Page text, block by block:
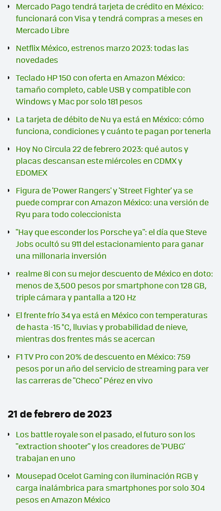
Mercado Pago tendrá tarjeta de crédito en México:
funcionará con Visa y tendrá compras a meses en
Mercado Libre
Netflix México, estrenos marzo 2023: todas las
novedades
Teclado HP 150 con oferta en Amazon México:
tamaño completo, cable USB y compatible con
Windows y Mac por solo 181 pesos
La tarjeta de débito de Nu ya está en México: cómo
funciona, condiciones y cuánto te pagan por tenerla
Hoy No Circula 22 de febrero 2023: qué autos y
placas descansan este miércoles en CDMX y
EDOMEX
Figura de 'Power Rangers' y 'Street Fighter' ya se
puede comprar con Amazon México: una versión de
Ryu para todo coleccionista
"Hay que esconder los Porsche ya": el día que Steve
Jobs ocultó su 911 del estacionamiento para ganar
una millonaria inversión
realme 8i con su mejor descuento de México en doto:
menos de 3,500 pesos por smartphone con 128 GB,
triple cámara y pantalla a 120 Hz
El frente frío 34 ya está en México con temperaturas
de hasta -15 °C, lluvias y probabilidad de nieve,
mientras dos frentes más se acercan
F1 TV Pro con 20% de descuento en México: 759
pesos por un año del servicio de streaming para ver
las carreras de "Checo" Pérez en vivo
21 de febrero de 2023
Los battle royale son el pasado, el futuro son los
"extraction shooter" y los creadores de 'PUBG'
trabajan en uno
Mousepad Ocelot Gaming con iluminación RGB y
carga inalámbrica para smartphones por solo 304
pesos en Amazon México